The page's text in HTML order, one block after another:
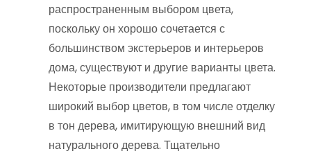
распространенным выбором цвета,
поскольку он хорошо сочетается с
большинством экстерьеров и интерьеров
дома, существуют и другие варианты цвета.
Некоторые производители предлагают
широкий выбор цветов, в том числе отделку
в тон дерева, имитирующую внешний вид
натурального дерева. Тщательно